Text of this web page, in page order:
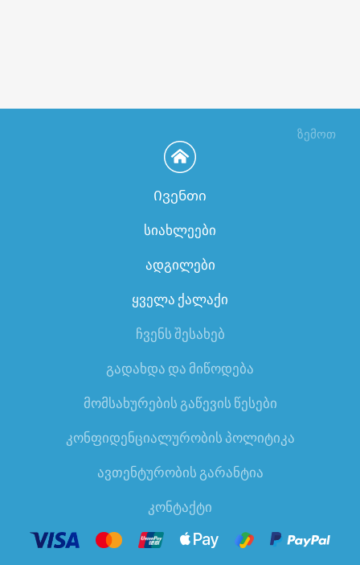
ზემოთ
Ივენთი
სიახლეები
ადგილები
ყველა ქალაქი
ჩვენს შესახებ
გადახდა და მიწოდება
მომსახურების გაწევის წესები
კონფიდენციალურობის პოლიტიკა
ავთენტურობის გარანტია
კონტაქტი